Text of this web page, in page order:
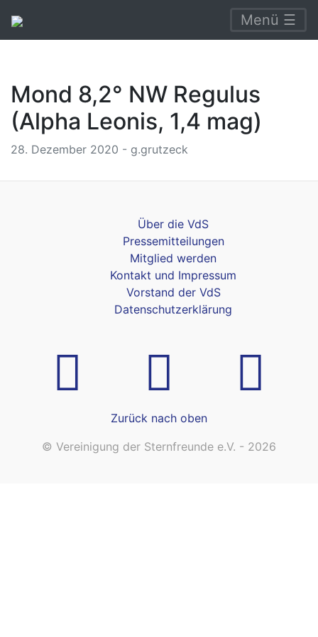
Menü ☰
Mond 8,2° NW Regulus
(Alpha Leonis, 1,4 mag)
28. Dezember 2020 - g.grutzeck
Über die VdS
Pressemitteilungen
Mitglied werden
Kontakt und Impressum
Vorstand der VdS
Datenschutzerklärung
Zurück nach oben
© Vereinigung der Sternfreunde e.V. - 2026